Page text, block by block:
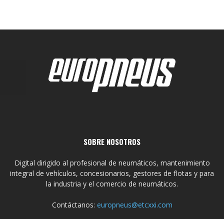
SOBRE NOSOTROS
Digital dirigido al profesional de neumáticos, mantenimiento
integral de vehículos, concesionarios, gestores de flotas y para
la industria y el comercio de neumáticos.
Contáctanos: europneus@etcxxi.com